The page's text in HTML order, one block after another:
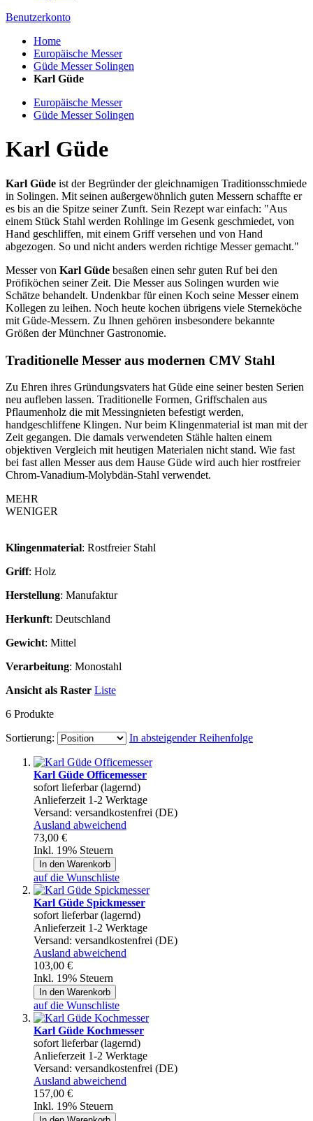
Benutzerkonto
Home
Europäische Messer
Güde Messer Solingen
Karl Güde
Europäische Messer
Güde Messer Solingen
Karl Güde
Karl Güde ist der Begründer der gleichnamigen Traditionsschmiede
in Solingen. Mit seinen außergewöhnlich guten Messern schaffte er
es bis an die Spitze seiner Zunft. Sein Rezept war einfach: "Aus
einem Stück Stahl werden Rohlinge im Gesenk geschmiedet, von
Hand geschliffen, mit einem Griff versehen und von Hand
abgezogen. So und nicht anders werden richtige Messer gemacht."
Messer von Karl Güde besaßen einen sehr guten Ruf bei den
Pröfiköchen seiner Zeit. Die Messer aus Solingen wurden wie
Schätze behandelt. Undenkbar für einen Koch seine Messer einem
Kollegen zu leihen. Noch heute kochen übrigens viele Sterneköche
mit Güde-Messern. Zu Ihnen gehören insbesondere bekannte
Größen der Münchner Gastronomie.
Traditionelle Messer aus modernen CMV Stahl
Zu Ehren ihres Gründungsvaters hat Güde eine seiner besten Serien
neu aufleben lassen. Traditionelle Formen, Griffschalen aus
Pflaumenholz die mit Messingnieten befestigt werden,
handgeschliffene Klingen. Nur beim Klingenmaterial ist man mit der
Zeit gegangen. Die damals verwendeten Stähle halten einem
objektiven Vergleich mit heutigen Materialen nicht stand. Wie fast
bei fast allen Messer aus dem Hause Güde wird auch hier rostfreier
Chrom-Vanadium-Molybdän-Stahl verwendet.
MEHR
WENIGER
Klingenmaterial: Rostfreier Stahl
Griff: Holz
Herstellung: Manufaktur
Herkunft: Deutschland
Gewicht: Mittel
Verarbeitung: Monostahl
Ansicht als Raster Liste
6 Produkte
Sortierung:
In absteigender Reihenfolge
Karl Güde Officemesser
sofort lieferbar (lagernd)
Anlieferzeit 1-2 Werktage
Versand: versandkostenfrei (DE)
Ausland abweichend
73,00 €
Inkl. 19% Steuern
In den Warenkorb
auf die Wunschliste
Karl Güde Spickmesser
sofort lieferbar (lagernd)
Anlieferzeit 1-2 Werktage
Versand: versandkostenfrei (DE)
Ausland abweichend
103,00 €
Inkl. 19% Steuern
In den Warenkorb
auf die Wunschliste
Karl Güde Kochmesser
sofort lieferbar (lagernd)
Anlieferzeit 1-2 Werktage
Versand: versandkostenfrei (DE)
Ausland abweichend
157,00 €
Inkl. 19% Steuern